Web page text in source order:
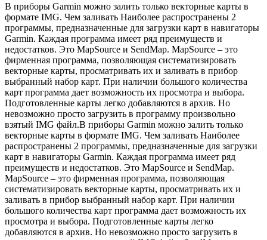
В приборы Garmin можно залить только векторные карты в
формате IMG. Чем заливать Наиболее распространены 2
программы, предназначенные для загрузки карт в навигаторы
Garmin. Каждая программа имеет ряд преимуществ и
недостатков. Это MapSource и SendMap. MapSource – это
фирменная программа, позволяющая систематизировать
векторные карты, просматривать их и заливать в прибор
выбранный набор карт. При наличии большого количества
карт программа дает возможность их просмотра и выбора.
Подготовленные карты легко добавляются в архив. Но
невозможно просто загрузить в программу произвольно
взятый IMG файл.В приборы Garmin можно залить только
векторные карты в формате IMG. Чем заливать Наиболее
распространены 2 программы, предназначенные для загрузки
карт в навигаторы Garmin. Каждая программа имеет ряд
преимуществ и недостатков. Это MapSource и SendMap.
MapSource – это фирменная программа, позволяющая
систематизировать векторные карты, просматривать их и
заливать в прибор выбранный набор карт. При наличии
большого количества карт программа дает возможность их
просмотра и выбора. Подготовленные карты легко
добавляются в архив. Но невозможно просто загрузить в